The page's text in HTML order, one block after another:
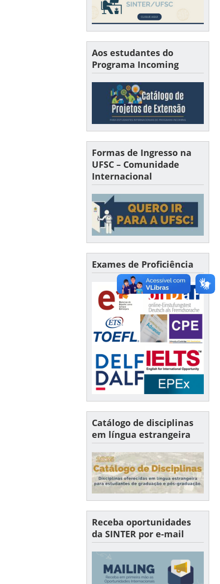
Aos estudantes do
Programa Incoming
Formas de Ingresso na
UFSC – Comunidade
Internacional
Exames de Proficiência
Catálogo de disciplinas
em língua estrangeira
Receba oportunidades
da SINTER por e-mail